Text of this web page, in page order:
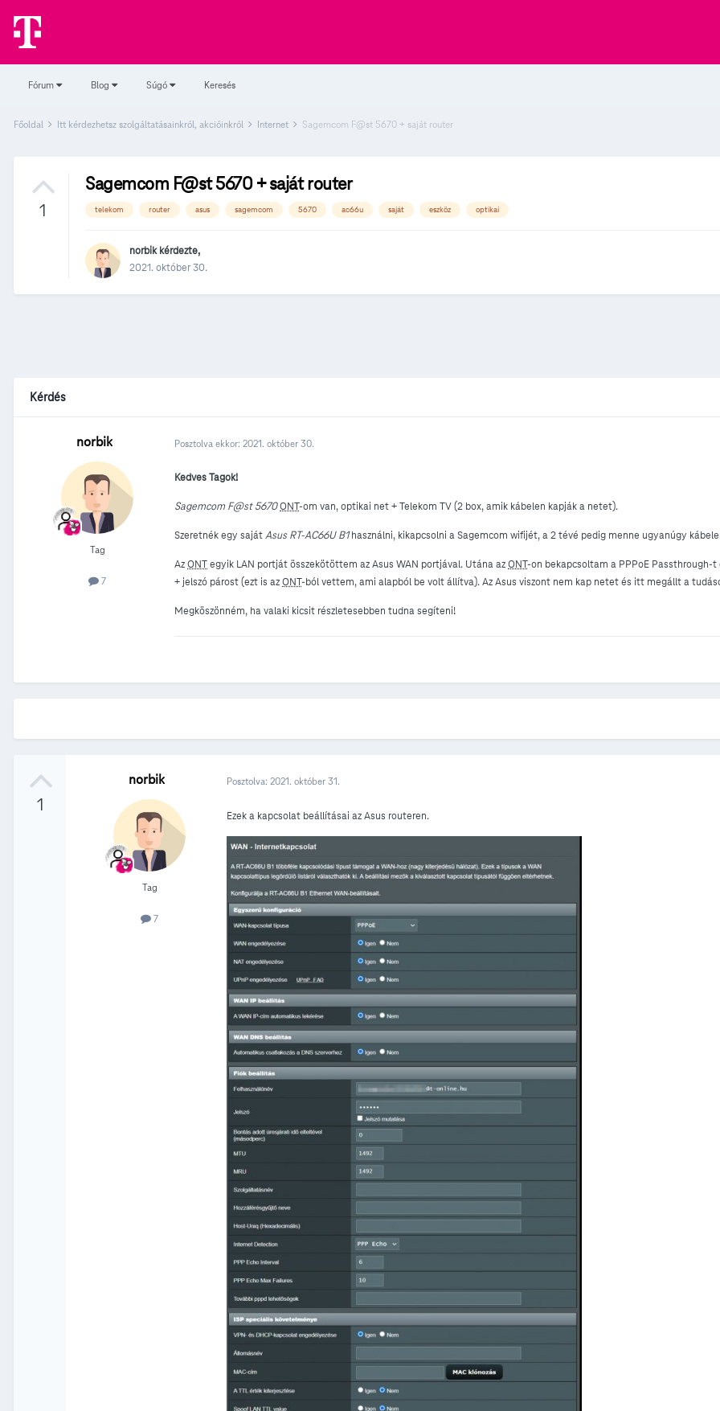
Fórum Blog Súgó Keresés
Főoldal Itt kérdezhetsz szolgáltatásainkról, akcióinkról Internet Sagemcom F@st 5670 + saját router
1
Sagemcom F@st 5670 + saját router
telekom router asus sagemcom 5670 ac66u saját eszköz optikai
norbikkérdezte,
2021. október 30.
Kérdés
norbik
Tag
7
Posztolva ekkor: 2021. október 30.
Kedves Tagok!
Sagemcom F@st 5670ONT-om van, optikai net + Telekom TV (2 box, amik kábelen kapják a netet).
Szeretnék egy sajátAsus RT-AC66U B1használni, kikapcsolni a Sagemcom wifijét, a 2 tévé pedig menne ugyanúgy
AzONTegyik LAN portját összekötöttem az Asus WAN portjával. Utána azONT-on bekapcsoltam a PPPoE
+ jelszó párost (ezt is azONT-ból vettem, ami alapból be volt állítva). Az Asus viszont nem kap netet és itt megállt a
Megköszönném, ha valaki kicsit részletesebben tudna segíteni!
1
norbik
Tag
7
Posztolva: 2021. október 31.
Ezek a kapcsolat beállításai az Asus routeren.